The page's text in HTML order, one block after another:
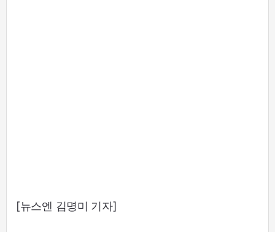
[뉴스엔 김명미 기자]